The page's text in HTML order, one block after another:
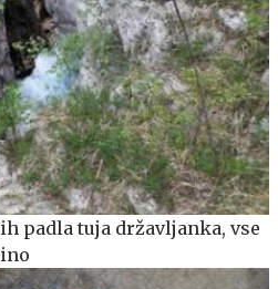
padla tuja državljanka, vse